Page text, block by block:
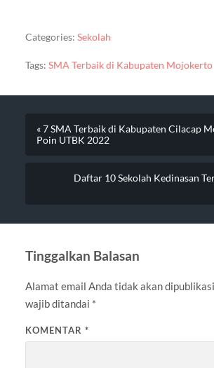
Categories: Sekolah
Tags: SMA Terbaik di Kabupaten Mojokerto
« 7 SMA Terbaik di Kabupaten Cilacap
Poin UTBK 2022
Daftar 10 Sekolah Kedinasan
Tinggalkan Balasan
Alamat email Anda tidak akan
wajib ditandai *
KOMENTAR *